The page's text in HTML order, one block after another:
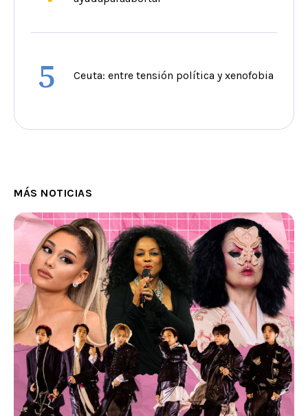
5 Ceuta: entre tensión política y xenofobia
MÁS NOTICIAS